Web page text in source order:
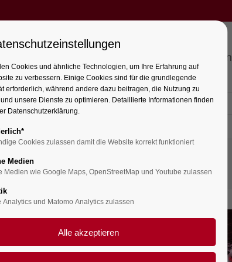
Leben
stand an und war wie
Cookies und ähnliche Technologien, um Ihre Erfahrung auf
zu verbessern. Einige Cookies sind für die grundlegende
erforderlich, während andere dazu beitragen, die Nutzung zu
unsere Dienste zu optimieren. Detaillierte Informationen finden
Datenschutzerklärung.
Cookies zulassen damit die Website korrekt funktioniert
Medien
Medien wie Google Maps, OpenStreetMap und Youtube zulassen
Analytics und Matomo Analytics zulassen